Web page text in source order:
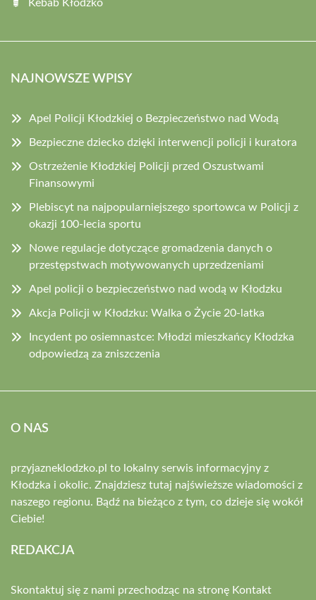
Kebab Kłodzko
NAJNOWSZE WPISY
Apel Policji Kłodzkiej o Bezpieczeństwo nad Wodą
Bezpieczne dziecko dzięki interwencji policji i kuratora
Ostrzeżenie Kłodzkiej Policji przed Oszustwami
Finansowymi
Plebiscyt na najpopularniejszego sportowca w Policji z
okazji 100-lecia sportu
Nowe regulacje dotyczące gromadzenia danych o
przestępstwach motywowanych uprzedzeniami
Apel policji o bezpieczeństwo nad wodą w Kłodzku
Akcja Policji w Kłodzku: Walka o Życie 20-latka
Incydent po osiemnastce: Młodzi mieszkańcy Kłodzka
odpowiedzą za zniszczenia
O NAS
przyjazneklodzko.pl to lokalny serwis informacyjny z
Kłodzka i okolic. Znajdziesz tutaj najświeższe wiadomości z
naszego regionu. Bądź na bieżąco z tym, co dzieje się wokół
Ciebie!
REDAKCJA
Skontaktuj się z nami przechodząc na stronę Kontakt